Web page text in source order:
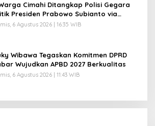
Cimahi Ditangkap Polisi Gegara
Presiden Prabowo Subianto via
6 Agustus 2026 | 16:35 WIB
Wibawa Tegaskan Komitmen DPRD
Wujudkan APBD 2027 Berkualitas
6 Agustus 2026 | 11:43 WIB